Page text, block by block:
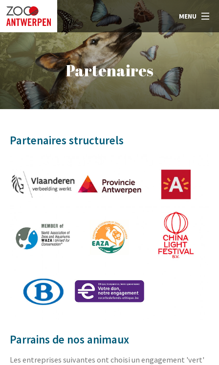
MENU
Partenaires
Partenaires structurels
Parrains de nos animaux
Les entreprises suivantes ont choisi un engagement 'vert'